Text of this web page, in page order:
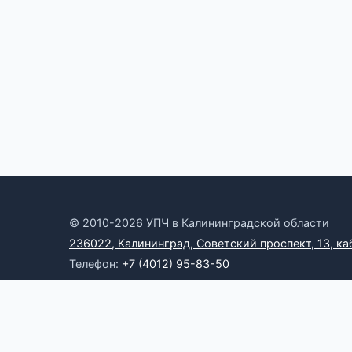
© 2010-2026 УПЧ в Калининградской области
236022, Калининград, Советский проспект, 13,
Телефон: +7 (4012) 95-83-50
Электронная почта:omb39@yandex.ru